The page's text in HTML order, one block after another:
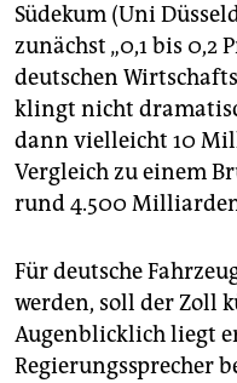
Südekum (Uni
zunächst „0,1 bis 0,2
deutschen
klingt nicht
dann vielleicht 10
Vergleich zu einem
rund 4.500
Für deutsche
werden, soll der Zoll
Augenblicklich liegt
Regierungssprecher